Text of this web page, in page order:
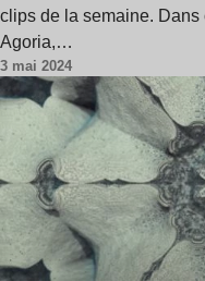
clips de la semaine.
Agoria,…
3 mai 2024